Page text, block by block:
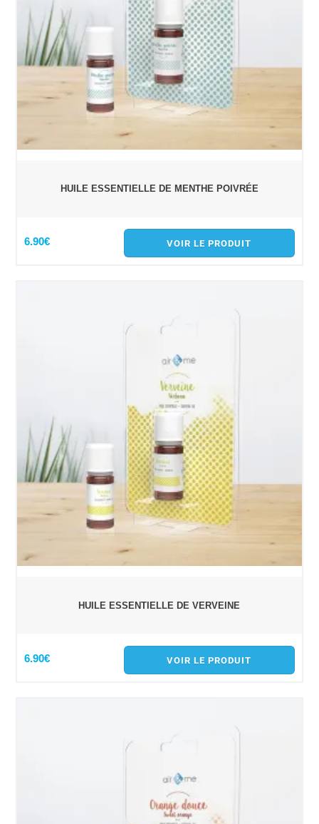
HUILE ESSENTIELLE DE MENTHE POIVRÉE
6.90€ VOIR LE PRODUIT
HUILE ESSENTIELLE DE VERVEINE
6.90€ VOIR LE PRODUIT